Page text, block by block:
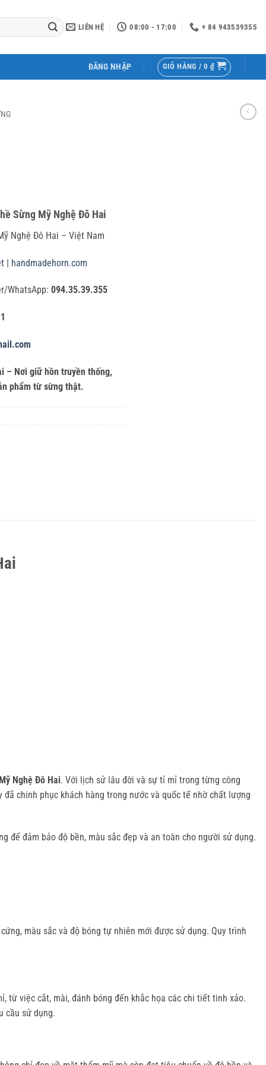
LIÊN HỆ 08:00 - 17:00 + 84 943539355
ĐĂNG NHẬP GIỎ HÀNG / 0 ₫
Sừng Mỹ Nghệ Đô Hai
Nghệ Đô Hai – Việt Nam
| handmadehorn.com
WhatsApp: 094.35.39.355
– Nơi giữ hồn truyền thống,
phẩm từ sừng thật.
Nghệ Đô Hai. Với lịch sử lâu đời và sự tỉ mỉ trong từng công
chinh phục khách hàng trong nước và quốc tế nhờ chất lượng
để đảm bảo độ bền, màu sắc đẹp và an toàn cho người sử dụng.
màu sắc và độ bóng tự nhiên mới được sử dụng. Quy trình
từ việc cắt, mài, đánh bóng đến khắc họa các chi tiết tinh xảo.
cầu sử dụng.